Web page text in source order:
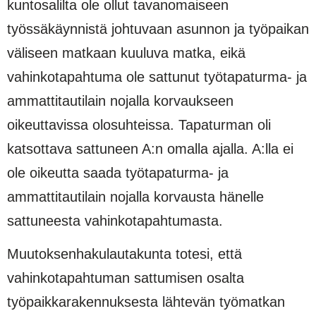
kuntosalilta ole ollut tavanomaiseen
työssäkäynnistä johtuvaan asunnon ja työpaikan
väliseen matkaan kuuluva matka, eikä
vahinkotapahtuma ole sattunut työtapaturma- ja
ammattitautilain nojalla korvaukseen
oikeuttavissa olosuhteissa. Tapaturman oli
katsottava sattuneen A:n omalla ajalla. A:lla ei
ole oikeutta saada työtapaturma- ja
ammattitautilain nojalla korvausta hänelle
sattuneesta vahinkotapahtumasta.
Muutoksenhakulautakunta totesi, että
vahinkotapahtuman sattumisen osalta
työpaikkarakennuksesta lähtevän työmatkan